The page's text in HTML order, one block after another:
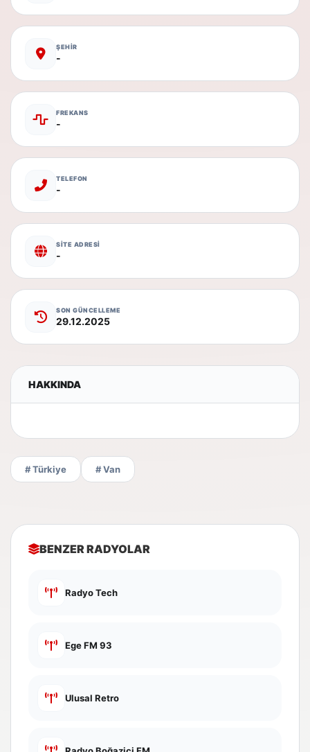
ŞEHİR
-
FREKANS
-
TELEFON
-
SİTE ADRESİ
-
SON GÜNCELLEME
29.12.2025
HAKKINDA
# Türkiye # Van
BENZER RADYOLAR
Radyo Tech
Ege FM 93
Ulusal Retro